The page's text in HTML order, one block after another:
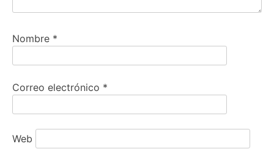
Nombre *
Correo electrónico *
Web